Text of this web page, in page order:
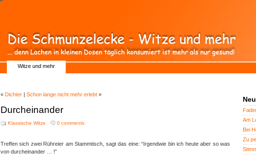
Witze und mehr
« Dichter | Schon lange nicht mehr erlebt »
Durcheinander
Klassische Witze 0 comments
Treffen sich zwei Rühreier am Stammtisch, sagt das eine: “Irgendwie bin ich heute aber so was
von durcheinander … !”
Am
Bei
Zu